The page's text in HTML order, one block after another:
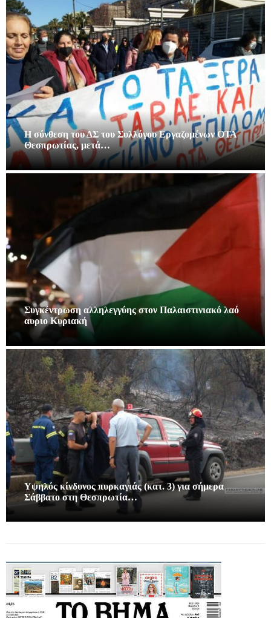
Η σύνθεση του ΔΣ του Συλλόγου Εργαζομένων ΟΤΑ
Θεσπρωτίας, μετά…
Συγκέντρωση αλληλεγγύης στον Παλαιστινιακό λαό
αυριο Κυριακή
Υψηλός κίνδυνος πυρκαγιάς (κατ. 3) για σήμερα
Σάββατο στη Θεσπρωτία…